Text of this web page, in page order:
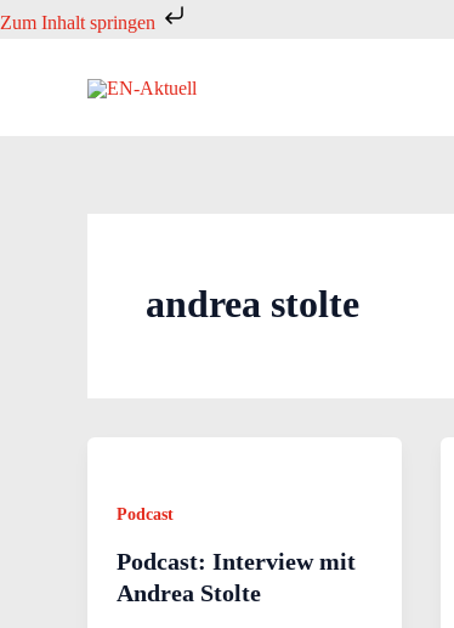
Zum Inhalt springen
Zum
andrea stolte
Podcast
Podcast: Interview mit
Andrea Stolte